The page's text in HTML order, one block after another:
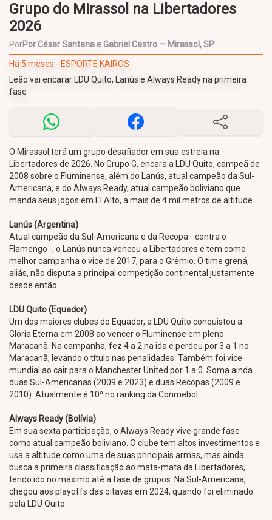
Grupo do Mirassol na Libertadores
2026
PorPor César Santana e Gabriel Castro — Mirassol, SP
Há 5 meses - ESPORTE KAIROS
Leão vai encarar LDU Quito, Lanús e Always Ready na primeira
fase
O Mirassol terá um grupo desafiador em sua estreia na
Libertadores de 2026. No Grupo G, encara a LDU Quito, campeã de
2008 sobre o Fluminense, além do Lanús, atual campeão da Sul-
Americana, e do Always Ready, atual campeão boliviano que
manda seus jogos em El Alto, a mais de 4 mil metros de altitude.
Lanús (Argentina)
Atual campeão da Sul-Americana e da Recopa - contra o
Flamengo -, o Lanús nunca venceu a Libertadores e tem como
melhor campanha o vice de 2017, para o Grêmio. O time grená,
aliás, não disputa a principal competição continental justamente
desde então.
LDU Quito (Equador)
Um dos maiores clubes do Equador, a LDU Quito conquistou a
Glória Eterna em 2008 ao vencer o Fluminense em pleno
Maracanã. Na campanha, fez 4 a 2 na ida e perdeu por 3 a 1 no
Maracanã, levando o título nas penalidades. Também foi vice
mundial ao cair para o Manchester United por 1 a 0. Soma ainda
duas Sul-Americanas (2009 e 2023) e duas Recopas (2009 e
2010). Atualmente é 10ª no ranking da Conmebol.
Always Ready (Bolívia)
Em sua sexta participação, o Always Ready vive grande fase
como atual campeão boliviano. O clube tem altos investimentos e
usa a altitude como uma de suas principais armas, mas ainda
busca a primeira classificação ao mata-mata da Libertadores,
tendo ido no máximo até a fase de grupos. Na Sul-Americana,
chegou aos playoffs das oitavas em 2024, quando foi eliminado
pela LDU Quito.